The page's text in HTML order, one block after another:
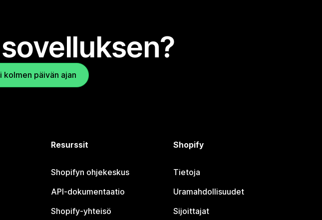
kolmen päivän ajan
Resurssit
Shopifyn ohjekeskus
API-dokumentaatio
Shopify-yhteisö
Shopify
Tietoja
Uramahdollisuudet
Sijoittajat